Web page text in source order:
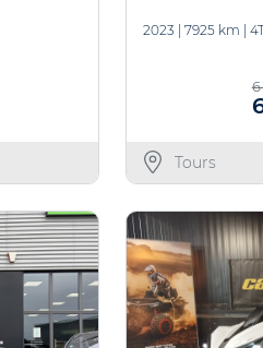
2023 | 7925 km |
Tours